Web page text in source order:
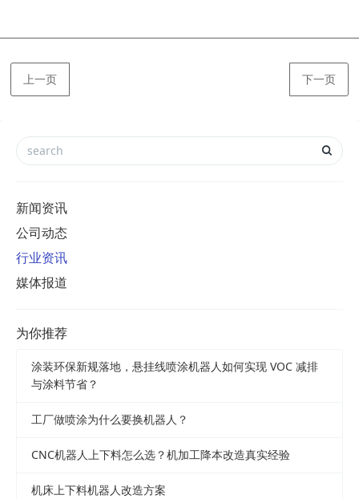
上一页 下一页
新闻资讯
公司动态
行业资讯
媒体报道
为你推荐
涂装环保新规落地，悬挂线喷涂机器人如何实现 VOC 减排
与涂料节省？
工厂做喷涂为什么要换机器人？
CNC机器人上下料怎么选？机加工降本改造真实经验
机床上下料机器人改造方案